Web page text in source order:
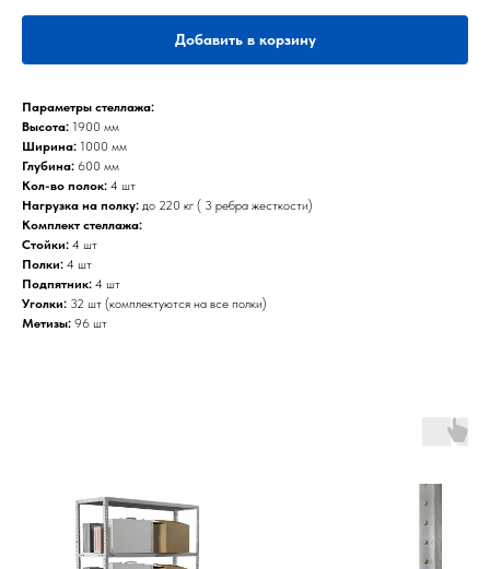
Добавить в корзину
Параметры стеллажа:
Высота: 1900 мм
Ширина: 1000 мм
Глубина: 600 мм
Кол-во полок: 4 шт
Нагрузка на полку: до 220 кг ( 3 ребра жесткости)
Комплект стеллажа:
Стойки: 4 шт
Полки: 4 шт
Подпятник: 4 шт
Уголки: 32 шт (комплектуются на все полки)
Метизы: 96 шт